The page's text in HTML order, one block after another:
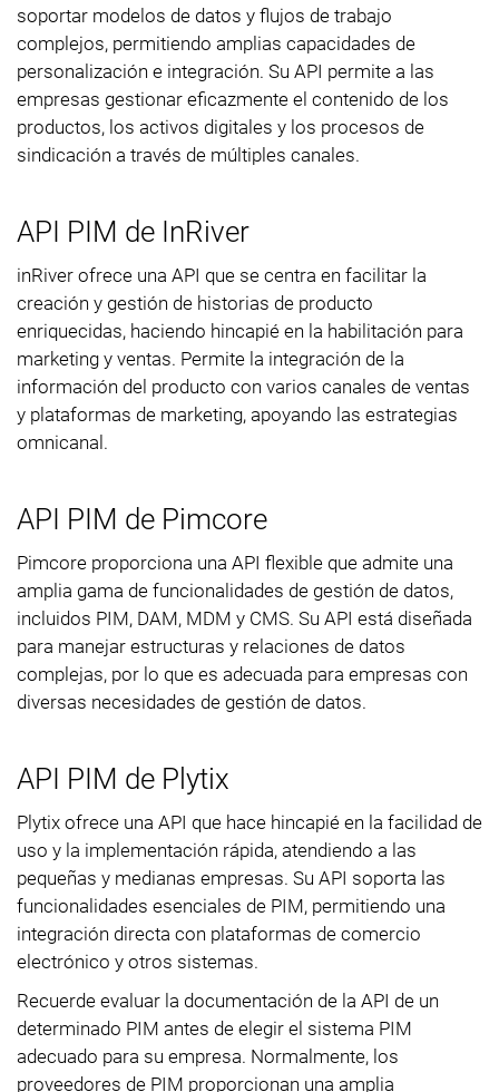
soportar modelos de datos y flujos de trabajo
complejos, permitiendo amplias capacidades de
personalización e integración. Su API permite a las
empresas gestionar eficazmente el contenido de los
productos, los activos digitales y los procesos de
sindicación a través de múltiples canales.
API PIM de InRiver
inRiver ofrece una API que se centra en facilitar la
creación y gestión de historias de producto
enriquecidas, haciendo hincapié en la habilitación para
marketing y ventas. Permite la integración de la
información del producto con varios canales de ventas
y plataformas de marketing, apoyando las estrategias
omnicanal.
API PIM de Pimcore
Pimcore proporciona una API flexible que admite una
amplia gama de funcionalidades de gestión de datos,
incluidos PIM, DAM, MDM y CMS. Su API está diseñada
para manejar estructuras y relaciones de datos
complejas, por lo que es adecuada para empresas con
diversas necesidades de gestión de datos.
API PIM de Plytix
Plytix ofrece una API que hace hincapié en la facilidad de
uso y la implementación rápida, atendiendo a las
pequeñas y medianas empresas. Su API soporta las
funcionalidades esenciales de PIM, permitiendo una
integración directa con plataformas de comercio
electrónico y otros sistemas.
Recuerde evaluar la documentación de la API de un
determinado PIM antes de elegir el sistema PIM
adecuado para su empresa. Normalmente, los
proveedores de PIM proporcionan una amplia